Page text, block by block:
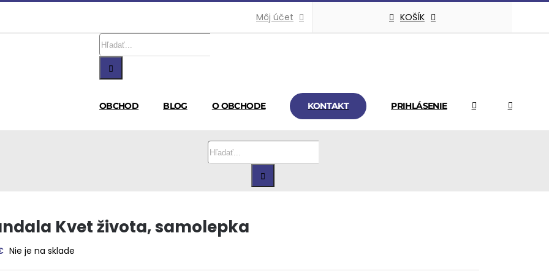
Môj účet
KOŠÍK
Hľadať:
OBCHOD BLOG O OBCHODE KONTAKT PRIHLÁSENIE
Hľadať:
Kvet života, samolepka
Nie je na sklade